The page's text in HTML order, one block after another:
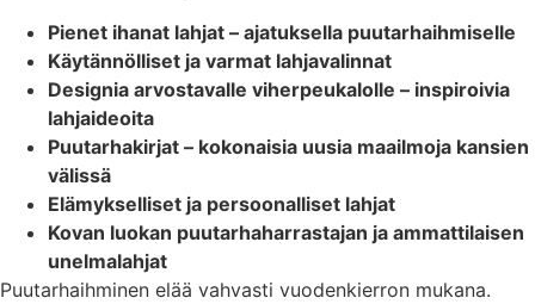
Pienet ihanat lahjat – ajatuksella puutarhaihmiselle
Käytännölliset ja varmat lahjavalinnat
Designia arvostavalle viherpeukalolle – inspiroivia
lahjaideoita
Puutarhakirjat – kokonaisia uusia maailmoja kansien
välissä
Elämykselliset ja persoonalliset lahjat
Kovan luokan puutarhaharrastajan ja ammattilaisen
unelmalahjat
Puutarhaihminen elää vahvasti vuodenkierron mukana.